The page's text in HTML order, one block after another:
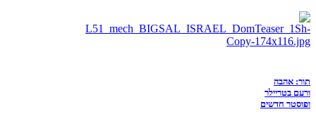
תור: אהבה
ורעם בטריילר
ופוסטר חדשים